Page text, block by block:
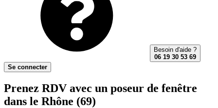
Besoin d'aide ?
06 19 30 53 69
Se connecter
Prenez RDV avec un poseur de fenêtre
dans le Rhône (69)